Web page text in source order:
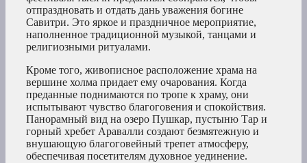
отпраздновать и отдать дань уважения богине
Савитри. Это яркое и праздничное мероприятие,
наполненное традиционной музыкой, танцами и
религиозными ритуалами.
Кроме того, живописное расположение храма на
вершине холма придает ему очарования. Когда
преданные поднимаются по тропе к храму, они
испытывают чувство благоговения и спокойствия.
Панорамный вид на озеро Пушкар, пустыню Тар и
горный хребет Аравалли создают безмятежную и
внушающую благоговейный трепет атмосферу,
обеспечивая посетителям духовное уединение.